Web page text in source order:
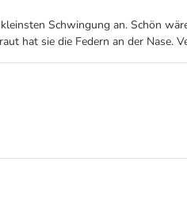
Schwingung an. Schön
hat sie die Federn an der Nase.